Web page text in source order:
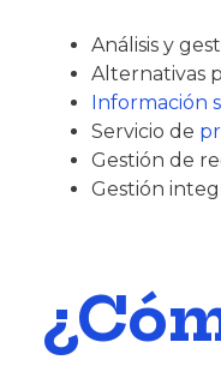
Análisis y
Alternativas
Información
Servicio de
Gestión de
Gestión